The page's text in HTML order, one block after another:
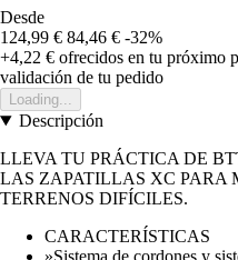
Desde
124,99 € 84,46 € -32%
+4,22 € ofrecidos en tu próximo
validación de tu pedido
Loading...
Descripción
LLEVA TU PRÁCTICA DE
LAS ZAPATILLAS XC PARA
TERRENOS DIFÍCILES.
CARACTERÍSTICAS
»Sistema de cordones y